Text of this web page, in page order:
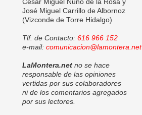
César Miguel Nuño de la Rosa y
José Miguel Carrillo de Albornoz
(Vizconde de Torre Hidalgo)
Tlf. de Contacto: 616 966 152
e-mail: comunicacion@lamontera.net
LaMontera.net no se hace
responsable de las opiniones
vertidas por sus colaboradores
ni de los comentarios agregados
por sus lectores.